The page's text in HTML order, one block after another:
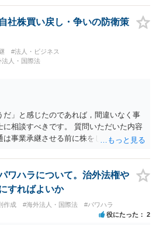
ではありません。したがって、仮に女
っても、貴社が返金義務を負う法的根拠
際結婚の仲介契約に関する裁判例では、
談で追加的に発生した費用は会員自身が
責任がない限り、成婚料の支払いを拒
れています。この裁判例は、仲介業者
に、指輪の返還が貴社の責任範囲外の
になります。 2. 今後の対応について
郵便などで書面にて貴社の見解を明確
書面には、以下の内容を盛り込むこと
いて: 円満な解決を優先する観点から、
社に返金義務は無いと判断される可能
指輪代金について: 前述の通り、男性会
の贈与であり、貴社に法的な返金義務は
冷静に主張する。 「刑事訴訟」との主張
や返金を巡る民事上の紛争であり、貴社
（詐欺罪の構成要件である欺罔行為）
社株買い戻し・争いの防衛策
#法人・ビジネス
法人・国際法
」と感じたのであれば，間違いなく事
相談すべきです。 質問いただいた内容
は事業承継させる前に株をしっかり集め
いでしょう。 事業承継については，相
法な，遺留分について株式価格を遺留分
額を相続時でなく承継時に固定したりす
られています。 買い取る以外の方法につ
よるので，具体的に弁護士に相談され
ワハラについて。治外法権や
すればよいか
作成 #海外法人・国際法 #パワハラ
役にたった 2